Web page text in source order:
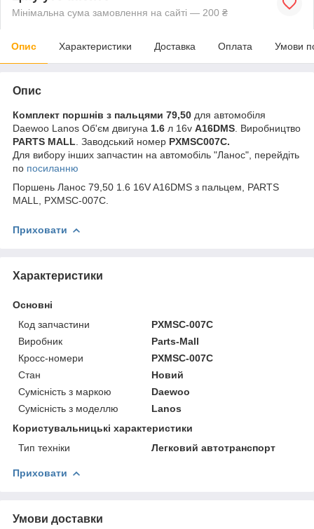
Мінімальна сума замовлення на сайті — 200 ₴
Опис Характеристики Доставка Оплата Умови
Опис
Комплект поршнів з пальцями 79,50 для автомобіля
Daewoo Lanos Об'єм двигуна 1.6 л 16v A16DMS . Виробництво
PARTS MALL . Заводський номер PXMSC007C.
Для вибору інших запчастин на автомобіль "Ланос", перейдіть
по посиланню
Поршень Ланос 79,50 1.6 16V A16DMS з пальцем, PARTS
MALL, PXMSC-007C.
Приховати
Характеристики
Основні
Код запчастини
PXMSC-007C
Виробник
Parts-Mall
Кросс-номери
PXMSC-007C
Стан
Новий
Сумісність з маркою
Daewoo
Сумісність з моделлю
Lanos
Користувальницькі характеристики
Тип техніки
Легковий автотранспорт
Приховати
Умови доставки